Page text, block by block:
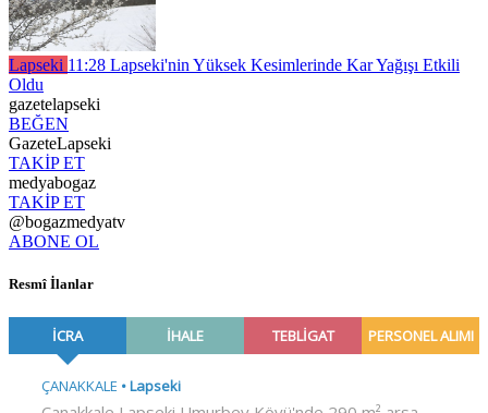
Lapseki 11:28 Lapseki'nin Yüksek Kesimlerinde Kar Yağışı Etkili
Oldu
gazetelapseki
BEĞEN
GazeteLapseki
TAKİP ET
medyabogaz
TAKİP ET
@bogazmedyatv
ABONE OL
Resmî İlanlar